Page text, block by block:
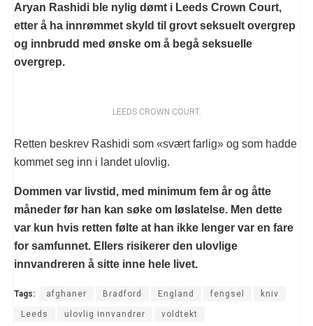
Aryan Rashidi ble nylig dømt i Leeds Crown Court,
etter å ha innrømmet skyld til grovt seksuelt overgrep
og innbrudd med ønske om å begå seksuelle
overgrep.
LEEDS CROWN COURT.
Retten beskrev Rashidi som «svært farlig» og som hadde
kommet seg inn i landet ulovlig.
Dommen var livstid, med minimum fem år og åtte
måneder før han kan søke om løslatelse. Men dette
var kun hvis retten følte at han ikke lenger var en fare
for samfunnet. Ellers risikerer den ulovlige
innvandreren å sitte inne hele livet.
Tags: afghaner Bradford England fengsel kniv
Leeds ulovlig innvandrer voldtekt